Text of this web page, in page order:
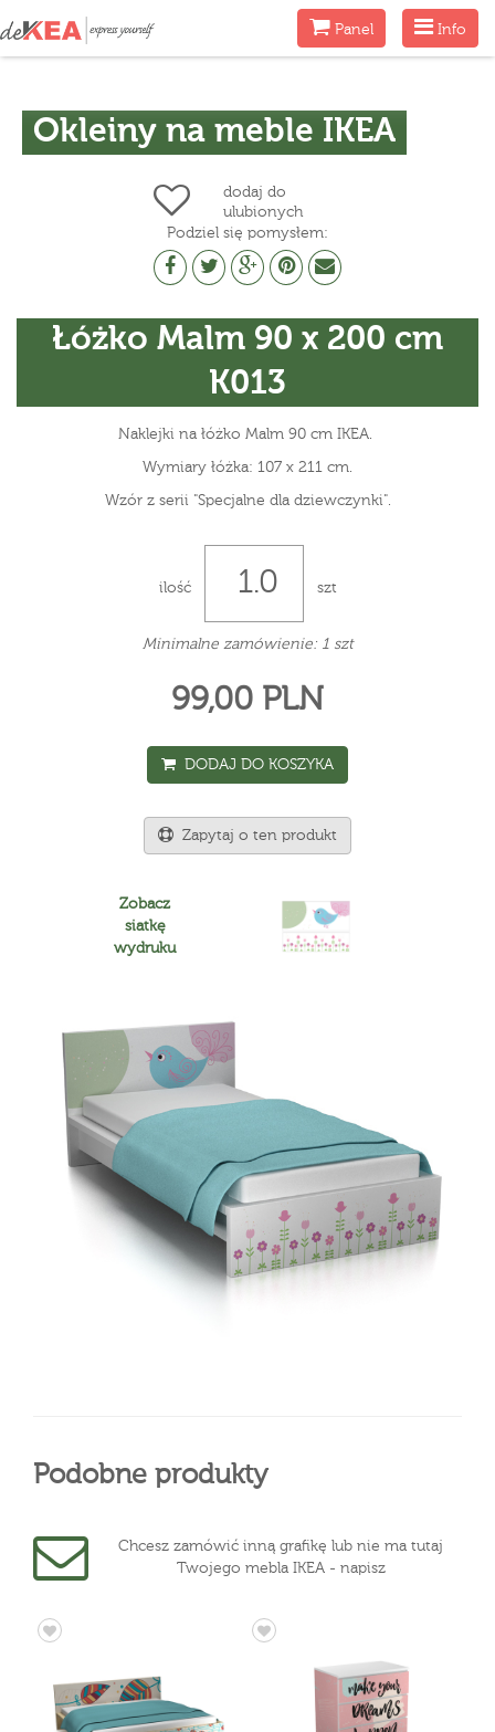
Menu
Info
MenuPanel
Okleiny na meble IKEA
dodaj do
ulubionych
Podziel się pomysłem:
Łóżko Malm 90 x 200 cm
K013
Naklejki na łóżko Malm 90 cm IKEA.
Wymiary łóżka: 107 x 211 cm.
Wzór z serii "Specjalne dla dziewczynki".
ilość szt
Minimalne zamówienie: 1 szt
99,00 PLN
DODAJ DO KOSZYKA
Zapytaj o ten produkt
Zobacz
siatkę
wydruku
Podobne produkty
Chcesz zamówić inną grafikę lub nie ma tutaj
Twojego mebla IKEA - napisz